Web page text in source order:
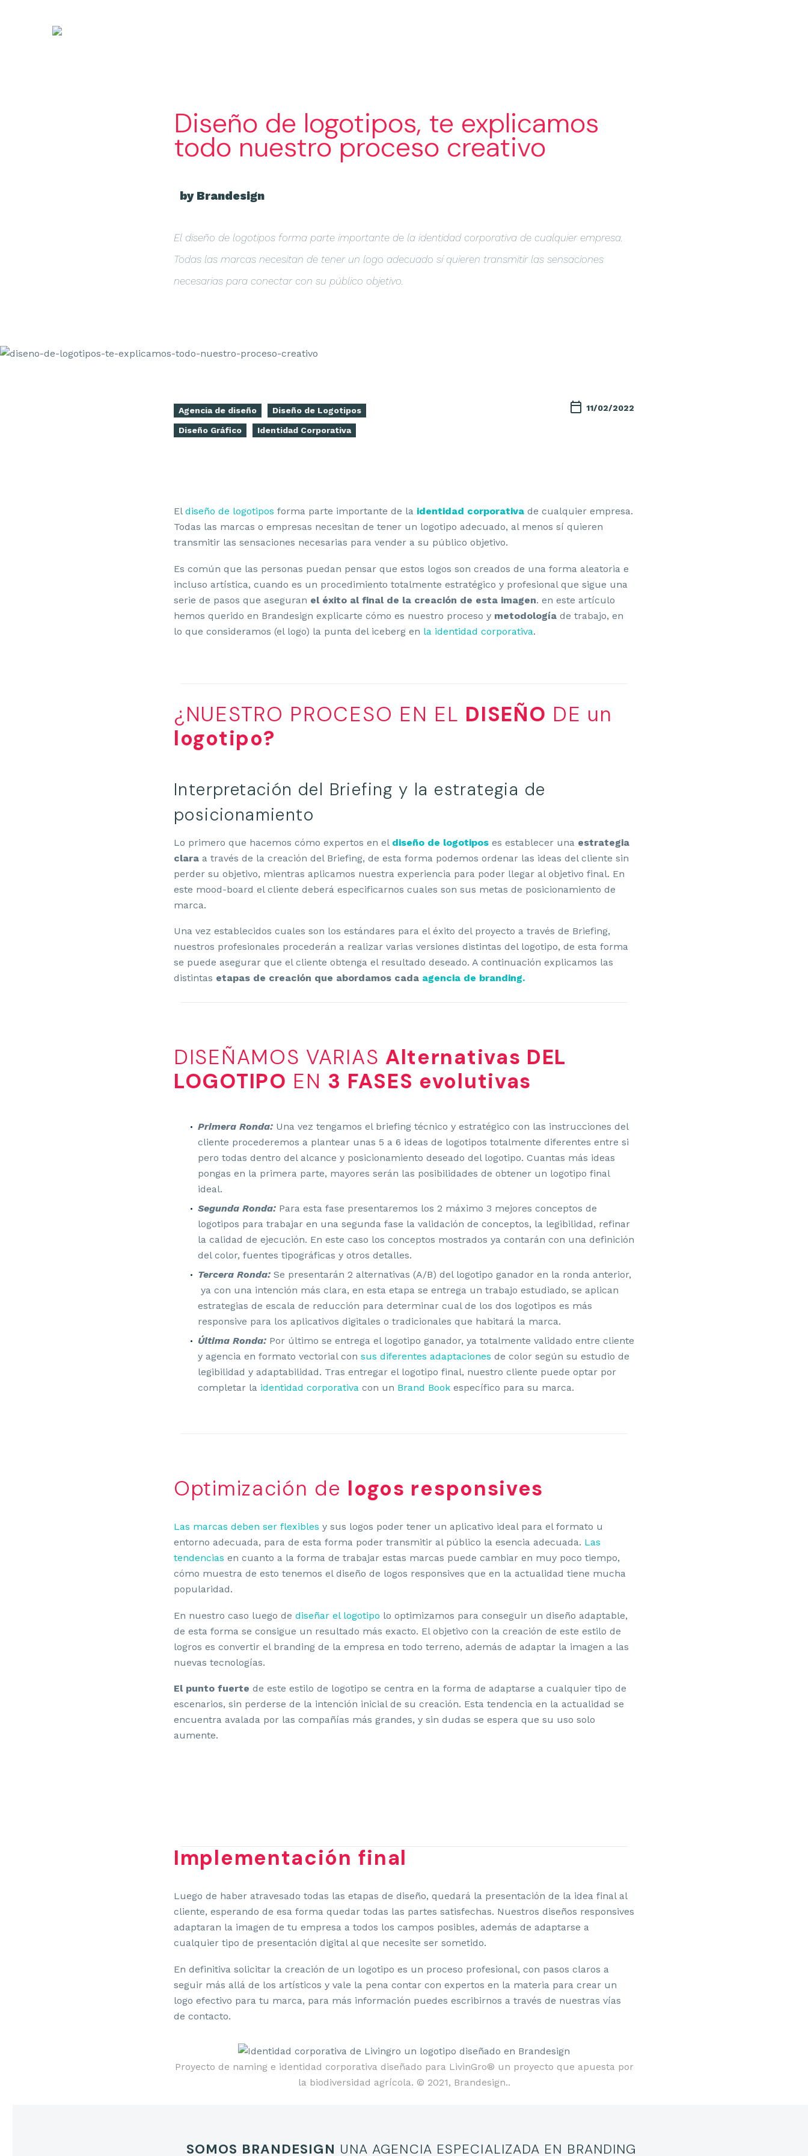
Diseño de logotipos, te explicamos
todo nuestro proceso creativo
by Brandesign
El diseño de logotipos forma parte importante de la identidad corporativa de cualquier empresa.
Todas las marcas necesitan de tener un logo adecuado sí quieren transmitir las sensaciones
necesarias para conectar con su público objetivo.
Agencia de diseño Diseño de Logotipos
Diseño Gráfico Identidad Corporativa
11/02/2022
El diseño de logotipos forma parte importante de la identidad corporativa de cualquier empresa.
Todas las marcas o empresas necesitan de tener un logotipo adecuado, al menos sí quieren
transmitir las sensaciones necesarias para vender a su público objetivo.
Es común que las personas puedan pensar que estos logos son creados de una forma aleatoria e
incluso artística, cuando es un procedimiento totalmente estratégico y profesional que sigue una
serie de pasos que aseguran el éxito al final de la creación de esta imagen. en este artículo
hemos querido en Brandesign explicarte cómo es nuestro proceso y metodología de trabajo, en
lo que consideramos (el logo) la punta del iceberg en la identidad corporativa.
¿NUESTRO PROCESO EN EL DISEÑO DE un
logotipo?
Interpretación del Briefing y la estrategia de
posicionamiento
Lo primero que hacemos cómo expertos en el diseño de logotipos es establecer una estrategia
clara a través de la creación del Briefing, de esta forma podemos ordenar las ideas del cliente sin
perder su objetivo, mientras aplicamos nuestra experiencia para poder llegar al objetivo final. En
este mood-board el cliente deberá especificarnos cuales son sus metas de posicionamiento de
marca.
Una vez establecidos cuales son los estándares para el éxito del proyecto a través de Briefing,
nuestros profesionales procederán a realizar varias versiones distintas del logotipo, de esta forma
se puede asegurar que el cliente obtenga el resultado deseado. A continuación explicamos las
distintas etapas de creación que abordamos cada agencia de branding.
DISEÑAMOS VARIAS Alternativas DEL
LOGOTIPO EN 3 FASES evolutivas
Primera Ronda: Una vez tengamos el briefing técnico y estratégico con las instrucciones del
cliente procederemos a plantear unas 5 a 6 ideas de logotipos totalmente diferentes entre si
pero todas dentro del alcance y posicionamiento deseado del logotipo. Cuantas más ideas
pongas en la primera parte, mayores serán las posibilidades de obtener un logotipo final
ideal.
Segunda Ronda: Para esta fase presentaremos los 2 máximo 3 mejores conceptos de
logotipos para trabajar en una segunda fase la validación de conceptos, la legibilidad, refinar
la calidad de ejecución. En este caso los conceptos mostrados ya contarán con una definición
del color, fuentes tipográficas y otros detalles.
Tercera Ronda: Se presentarán 2 alternativas (A/B) del logotipo ganador en la ronda anterior,
ya con una intención más clara, en esta etapa se entrega un trabajo estudiado, se aplican
estrategias de escala de reducción para determinar cual de los dos logotipos es más
responsive para los aplicativos digitales o tradicionales que habitará la marca.
Última Ronda: Por último se entrega el logotipo ganador, ya totalmente validado entre cliente
y agencia en formato vectorial con sus diferentes adaptaciones de color según su estudio de
legibilidad y adaptabilidad. Tras entregar el logotipo final, nuestro cliente puede optar por
completar la identidad corporativa con un Brand Book específico para su marca.
Optimización de logos responsives
Las marcas deben ser flexibles y sus logos poder tener un aplicativo ideal para el formato u
entorno adecuada, para de esta forma poder transmitir al público la esencia adecuada. Las
tendencias en cuanto a la forma de trabajar estas marcas puede cambiar en muy poco tiempo,
cómo muestra de esto tenemos el diseño de logos responsives que en la actualidad tiene mucha
popularidad.
En nuestro caso luego de diseñar el logotipo lo optimizamos para conseguir un diseño adaptable,
de esta forma se consigue un resultado más exacto. El objetivo con la creación de este estilo de
logros es convertir el branding de la empresa en todo terreno, además de adaptar la imagen a las
nuevas tecnologías.
El punto fuerte de este estilo de logotipo se centra en la forma de adaptarse a cualquier tipo de
escenarios, sin perderse de la intención inicial de su creación. Esta tendencia en la actualidad se
encuentra avalada por las compañías más grandes, y sin dudas se espera que su uso solo
aumente.
Implementación final
Luego de haber atravesado todas las etapas de diseño, quedará la presentación de la idea final al
cliente, esperando de esa forma quedar todas las partes satisfechas. Nuestros diseños responsives
adaptaran la imagen de tu empresa a todos los campos posibles, además de adaptarse a
cualquier tipo de presentación digital al que necesite ser sometido.
En definitiva solicitar la creación de un logotipo es un proceso profesional, con pasos claros a
seguir más allá de los artísticos y vale la pena contar con expertos en la materia para crear un
logo efectivo para tu marca, para más información puedes escribirnos a través de nuestras vías
de contacto.
Proyecto de naming e identidad corporativa diseñado para LivinGro® un proyecto que apuesta por
la biodiversidad agrícola. © 2021, Brandesign..
SOMOS BRANDESIGN UNA AGENCIA ESPECIALIZADA EN BRANDING